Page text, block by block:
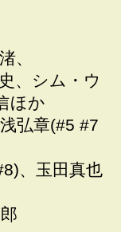
、
、シム・ウ
ほか
弘章(#5 #7
、玉田真也